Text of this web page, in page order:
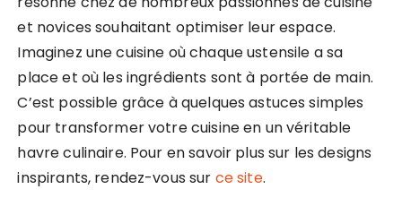
et novices souhaitant optimiser leur espace.
Imaginez une cuisine où chaque ustensile a sa
place et où les ingrédients sont à portée de main.
C’est possible grâce à quelques astuces simples
pour transformer votre cuisine en un véritable
havre culinaire. Pour en savoir plus sur les designs
inspirants, rendez-vous sur ce site.